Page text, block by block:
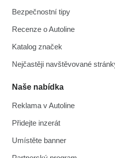
Bezpečnostní tipy
Recenze o Autoline
Katalog značek
Nejčastěji navštěvované
Naše nabídka
Reklama v Autoline
Přidejte inzerát
Umístěte banner